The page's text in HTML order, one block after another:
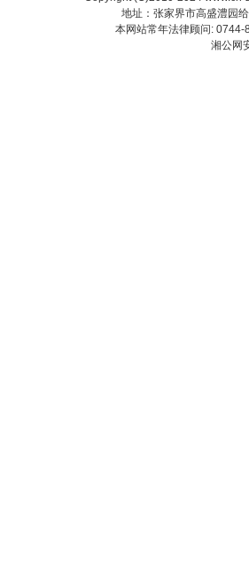
地址：张家界市高盛澧园
本网站常年法律顾问:
湘公网